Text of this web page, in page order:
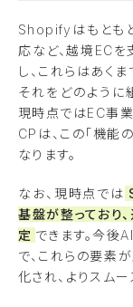
Shopifyはもとも
応など、越境ECを
し、これらはあく
それをどのように
現時点ではEC事業
CPは、この「機能
なります。
なお、現時点では
基盤が整っており
定 できます。今後
で、これらの要素
化され、よりスム